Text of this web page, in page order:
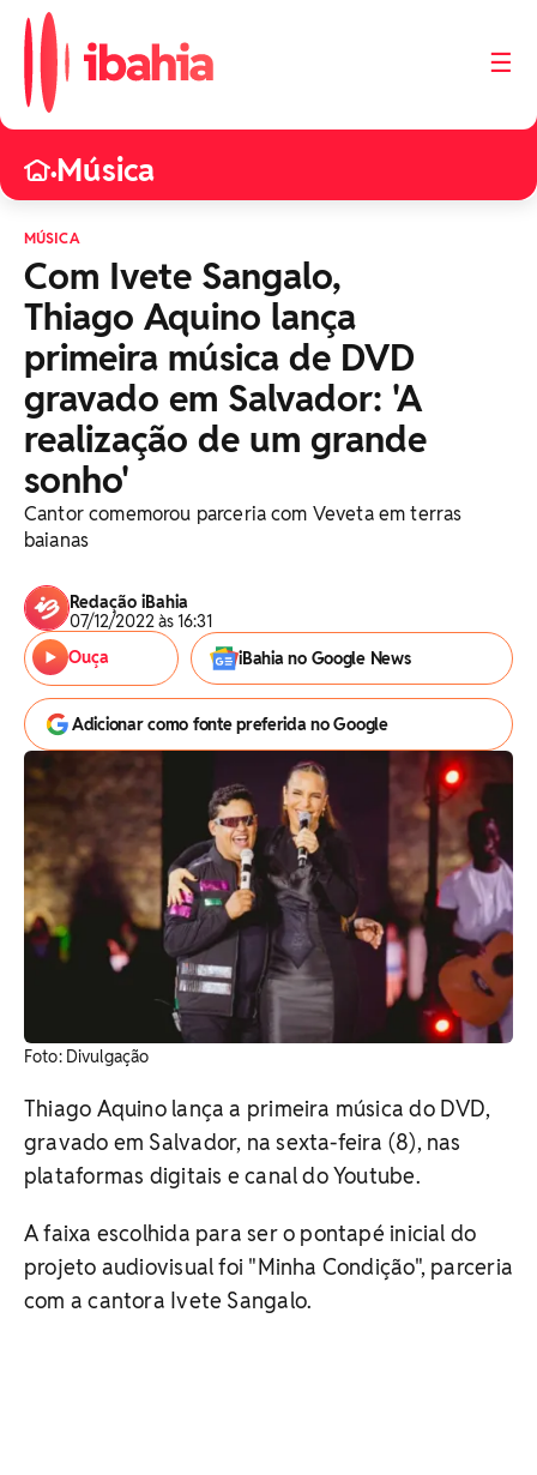
☰
•Música
MÚSICA
Com Ivete Sangalo,
Thiago Aquino lança
primeira música de DVD
gravado em Salvador: 'A
realização de um grande
sonho'
Cantor comemorou parceria com Veveta em terras
baianas
Redação iBahia
07/12/2022 às 16:31
Ouça
iBahia no Google News
Adicionar como fonte preferida no Google
Foto: Divulgação
Thiago Aquino lança a primeira música do DVD,
gravado em Salvador, na sexta-feira (8), nas
plataformas digitais e canal do Youtube.
A faixa escolhida para ser o pontapé inicial do
projeto audiovisual foi "Minha Condição", parceria
com a cantora Ivete Sangalo.